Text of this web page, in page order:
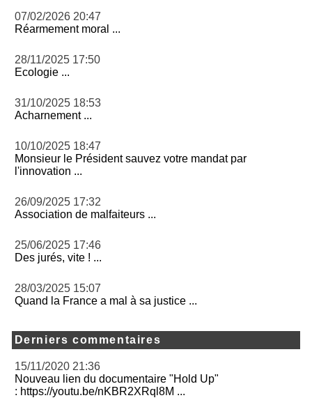
07/02/2026 20:47
Réarmement moral ...
28/11/2025 17:50
Ecologie ...
31/10/2025 18:53
Acharnement ...
10/10/2025 18:47
Monsieur le Président sauvez votre mandat par
l'innovation ...
26/09/2025 17:32
Association de malfaiteurs ...
25/06/2025 17:46
Des jurés, vite ! ...
28/03/2025 15:07
Quand la France a mal à sa justice ...
Derniers commentaires
15/11/2020 21:36
Nouveau lien du documentaire "Hold Up"
: https://youtu.be/nKBR2XRql8M ...